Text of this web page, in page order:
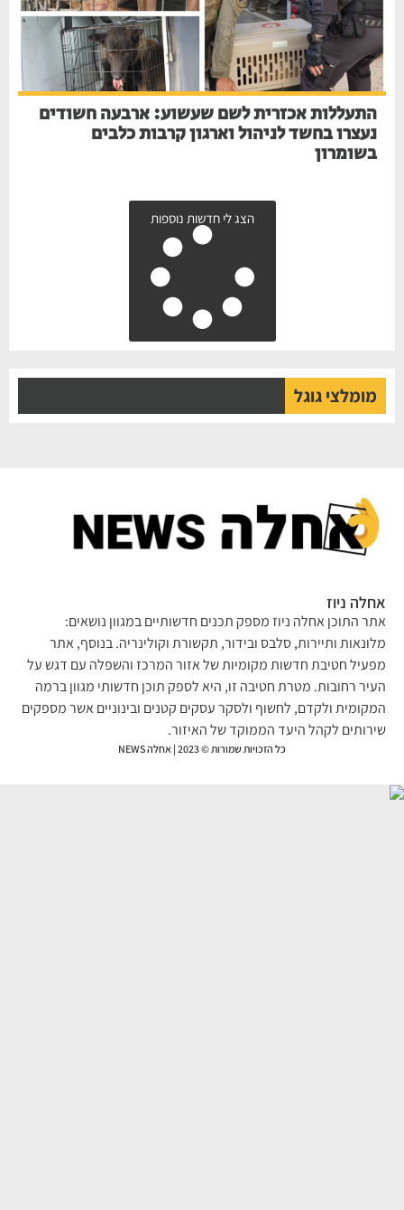
התעללות אכזרית לשם שעשוע: ארבעה חשודים
נעצרו בחשד לניהול וארגון קרבות כלבים
בשומרון
הצג לי חדשות נוספות
מומלצי גוגל
ניוז
התוכן אחלה ניוז מספק תכנים חדשותיים במגוון נושאים:
ותיירות, סלבס ובידור, תקשורת וקולינריה. בנוסף, אתר
חטיבת חדשות מקומיות של אזור המרכז והשפלה עם דגש על
רחובות. מטרת חטיבה זו, היא לספק תוכן חדשותי מגוון ברמה
ולקדם, לחשוף ולסקר עסקים קטנים ובינוניים אשר מספקים
לקהל היעד הממוקד של האיזור.
כל הזכויות שמורות © 2023 | אחלה NEWS